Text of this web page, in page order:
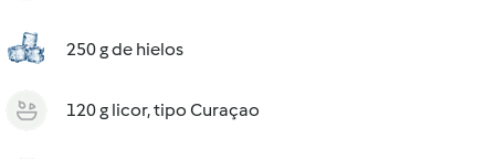
250 g de hielos
120 g licor, tipo Curaçao